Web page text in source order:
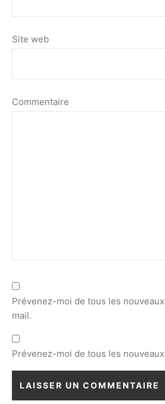
Site web
Commentaire
Prévenez-moi de tous les
mail.
Prévenez-moi de tous les